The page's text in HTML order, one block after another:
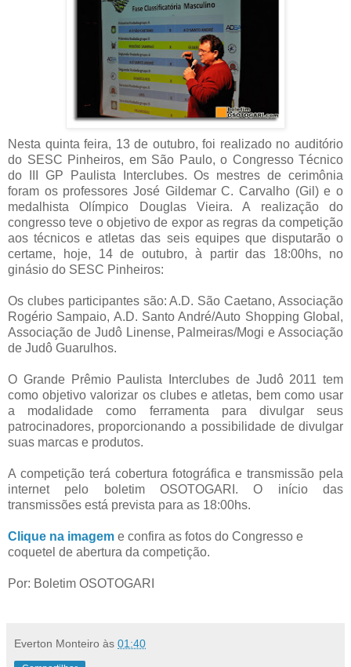
Nesta quinta feira, 13 de outubro, foi realizado no auditório
do SESC Pinheiros, em São Paulo, o Congresso Técnico
do III GP Paulista Interclubes. Os mestres de cerimônia
foram os professores José Gildemar C. Carvalho (Gil) e o
medalhista Olímpico Douglas Vieira. A realização do
congresso teve o objetivo de expor as regras da competição
aos técnicos e atletas das seis equipes que disputarão o
certame, hoje, 14 de outubro, à partir das 18:00hs, no
ginásio do SESC Pinheiros:
Os clubes participantes são: A.D. São Caetano, Associação
Rogério Sampaio, A.D. Santo André/Auto Shopping Global,
Associação de Judô Linense, Palmeiras/Mogi e Associação
de Judô Guarulhos.
O Grande Prêmio Paulista Interclubes de Judô 2011 tem
como objetivo valorizar os clubes e atletas, bem como usar
a modalidade como ferramenta para divulgar seus
patrocinadores, proporcionando a possibilidade de divulgar
suas marcas e produtos.
A competição terá cobertura fotográfica e transmissão pela
internet pelo boletim OSOTOGARI. O início das
transmissões está prevista para as 18:00hs.
Clique na imagem e confira as fotos do Congresso e
coquetel de abertura da competição.
Por: Boletim OSOTOGARI
Everton Monteiro às 01:40